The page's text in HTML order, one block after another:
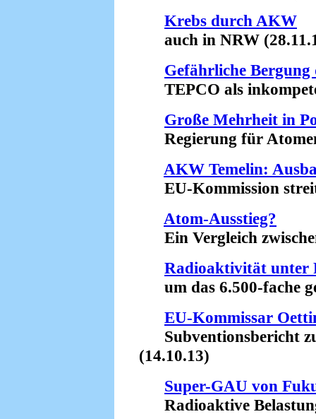
Krebs durch AKW
auch in NRW
Gefährliche Bergung
TEPCO als
Große Mehrheit in
Regierung für
AKW Temelin:
EU-Kommission
Atom-Ausstieg?
Ein Vergleich
Radioaktivität unter
um das 6.500-fache
EU-Kommissar
Subventionsbericht
(14.10.13)
Super-GAU von
Radioaktive